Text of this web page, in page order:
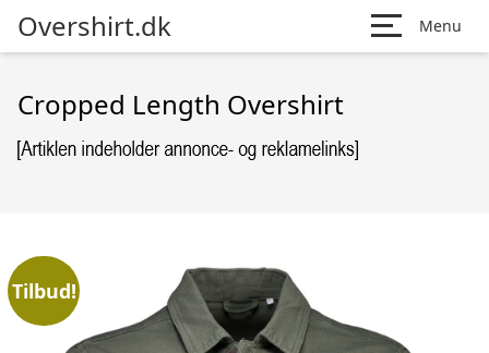
Overshirt.dk Menu
Cropped Length Overshirt
Tilbud!